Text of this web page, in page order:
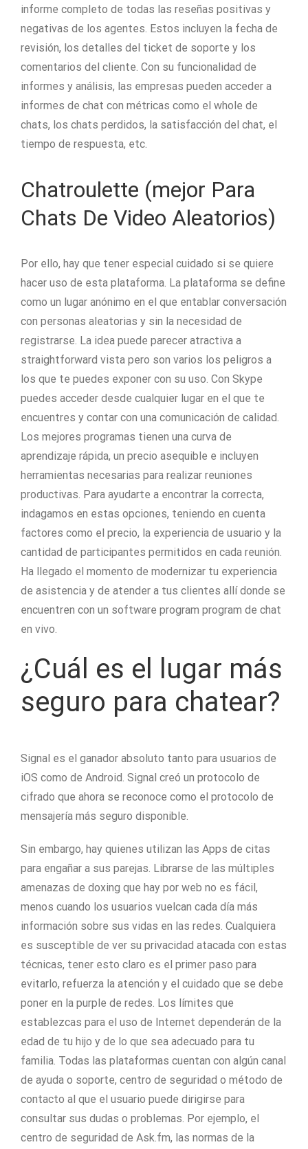
informe completo de todas las reseñas positivas y
negativas de los agentes. Estos incluyen la fecha de
revisión, los detalles del ticket de soporte y los
comentarios del cliente. Con su funcionalidad de
informes y análisis, las empresas pueden acceder a
informes de chat con métricas como el whole de
chats, los chats perdidos, la satisfacción del chat, el
tiempo de respuesta, etc.
Chatroulette (mejor Para
Chats De Video Aleatorios)
Por ello, hay que tener especial cuidado si se quiere
hacer uso de esta plataforma. La plataforma se define
como un lugar anónimo en el que entablar conversación
con personas aleatorias y sin la necesidad de
registrarse. La idea puede parecer atractiva a
straightforward vista pero son varios los peligros a
los que te puedes exponer con su uso. Con Skype
puedes acceder desde cualquier lugar en el que te
encuentres y contar con una comunicación de calidad.
Los mejores programas tienen una curva de
aprendizaje rápida, un precio asequible e incluyen
herramientas necesarias para realizar reuniones
productivas. Para ayudarte a encontrar la correcta,
indagamos en estas opciones, teniendo en cuenta
factores como el precio, la experiencia de usuario y la
cantidad de participantes permitidos en cada reunión.
Ha llegado el momento de modernizar tu experiencia
de asistencia y de atender a tus clientes allí donde se
encuentren con un software program program de chat
en vivo.
¿Cuál es el lugar más
seguro para chatear?
Signal es el ganador absoluto tanto para usuarios de
iOS como de Android. Signal creó un protocolo de
cifrado que ahora se reconoce como el protocolo de
mensajería más seguro disponible.
Sin embargo, hay quienes utilizan las Apps de citas
para engañar a sus parejas. Librarse de las múltiples
amenazas de doxing que hay por web no es fácil,
menos cuando los usuarios vuelcan cada día más
información sobre sus vidas en las redes. Cualquiera
es susceptible de ver su privacidad atacada con estas
técnicas, tener esto claro es el primer paso para
evitarlo, refuerza la atención y el cuidado que se debe
poner en la purple de redes. Los límites que
establezcas para el uso de Internet dependerán de la
edad de tu hijo y de lo que sea adecuado para tu
familia. Todas las plataformas cuentan con algún canal
de ayuda o soporte, centro de seguridad o método de
contacto al que el usuario puede dirigirse para
consultar sus dudas o problemas. Por ejemplo, el
centro de seguridad de Ask.fm, las normas de la